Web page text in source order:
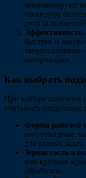
минимизируют
процедуру
риск
Эффективность.
быстрое и
материалами.
Как выбрать
При выборе алмазных
учитывать следующие
Форма рабочей
конусовидные,
для разных задач.
Зернистость
или крупная
обработки.